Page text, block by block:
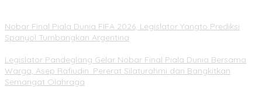
Nobar Final Piala Dunia FIFA 2026, Legislator Yangto Prediksi
Spanyol Tumbangkan Argentina
Legislator Pandeglang Gelar Nobar Final Piala Dunia Bersama
Warga, Asep Rafiudin: Pererat Silaturahmi dan Bangkitkan
Semangat Olahraga